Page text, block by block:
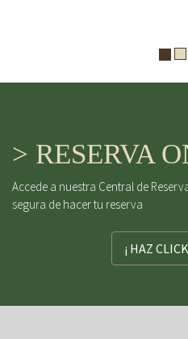
> RESERVA
Accede a nuestra Central de
segura de hacer tu reserva
¡ HAZ